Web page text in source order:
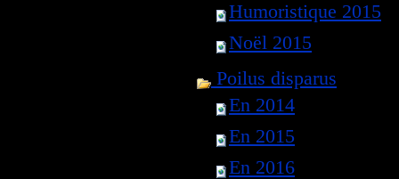
Humoristique 2015
Noël 2015
Poilus disparus
En 2014
En 2015
En 2016